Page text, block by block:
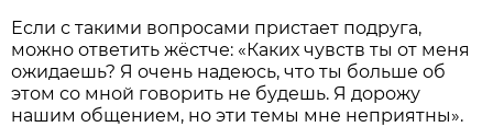
Если с такими вопросами пристает подруга,
можно ответить жёстче: «Каких чувств ты от меня
ожидаешь? Я очень надеюсь, что ты больше об
этом со мной говорить не будешь. Я дорожу
нашим общением, но эти темы мне неприятны».